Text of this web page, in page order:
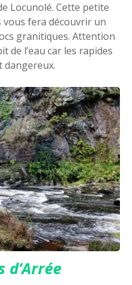
Locunolé. Cette petite
vous fera découvrir un
granitiques. Attention
de l’eau car les rapides
dangereux.
d’Arrée